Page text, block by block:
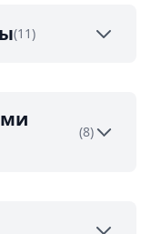
(11)
(8)